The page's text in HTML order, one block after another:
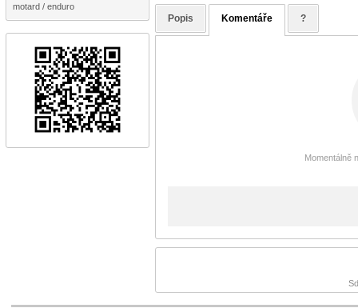
motard / enduro
Popis Komentáře ?
Momentálně